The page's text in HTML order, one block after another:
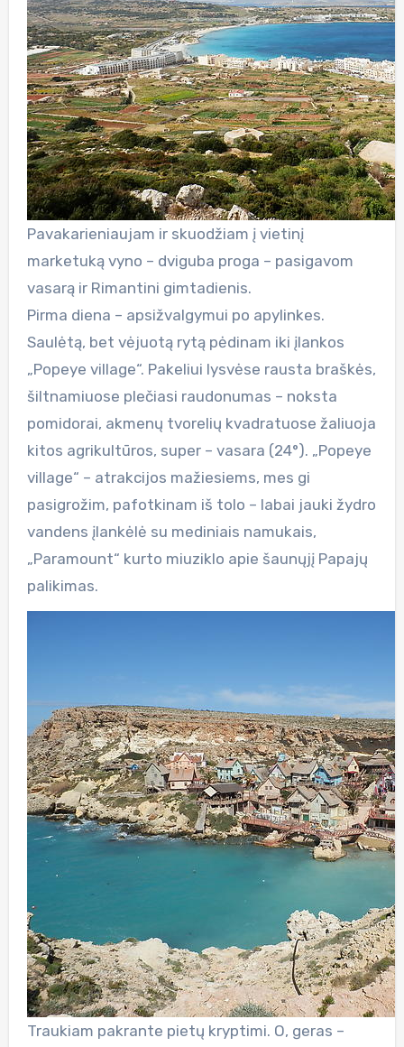
Pavakarieniaujam ir skuodžiam į vietinį
marketuką vyno – dviguba proga – pasigavom
vasarą ir Rimantini gimtadienis.
Pirma diena – apsižvalgymui po apylinkes.
Saulėtą, bet vėjuotą rytą pėdinam iki įlankos
„Popeye village“. Pakeliui lysvėse rausta braškės,
šiltnamiuose plečiasi raudonumas – noksta
pomidorai, akmenų tvorelių kvadratuose žaliuoja
kitos agrikultūros, super – vasara (24°). „Popeye
village“ – atrakcijos mažiesiems, mes gi
pasigrožim, pafotkinam iš tolo – labai jauki žydro
vandens įlankėlė su mediniais namukais,
„Paramount“ kurto miuziklo apie šaunųjį Papajų
palikimas.
Traukiam pakrante pietų kryptimi. O, geras –